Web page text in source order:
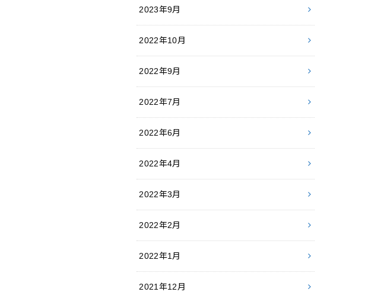
2023年9月
2022年10月
2022年9月
2022年7月
2022年6月
2022年4月
2022年3月
2022年2月
2022年1月
2021年12月